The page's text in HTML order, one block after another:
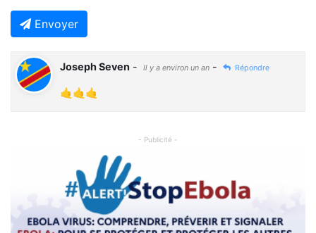
Envoyer
Joseph Seven - Il y a environ un an - Répondre
🤙🤙🤙
- Publicité -